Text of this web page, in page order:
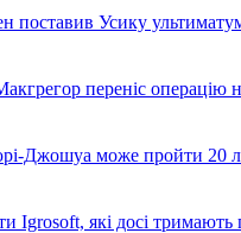
поставив Усику
переніс операцію
Джошуа може пройти 20
Igrosoft, які досі